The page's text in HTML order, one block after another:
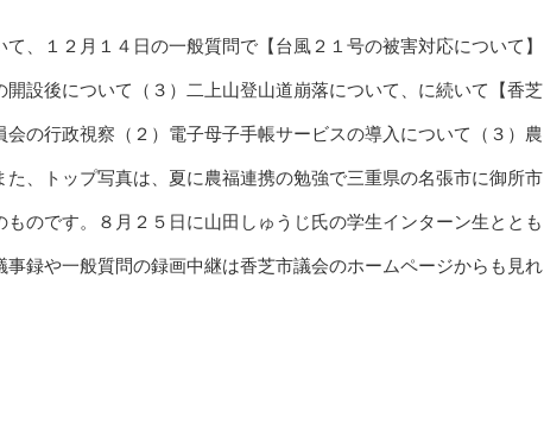
、１２月１４日の一般質問で【台風２１号の被害対応について】
開設後について（３）二上山登山道崩落について、に続いて【香芝
の行政視察（２）電子母子手帳サービスの導入について（３）農
、トップ写真は、夏に農福連携の勉強で三重県の名張市に御所市
のです。８月２５日に山田しゅうじ氏の学生インターン生ととも
録や一般質問の録画中継は香芝市議会のホームページからも見れ